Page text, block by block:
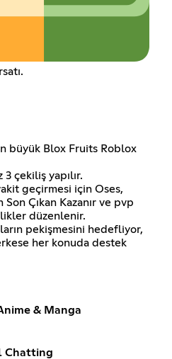
büyük Blox Fruits Roblox
çekiliş yapılır.
geçirmesi için Oses,
Çıkan Kazanır ve pvp
düzenlenir.
pekişmesini hedefliyor,
her konuda destek
& Manga
Chatting